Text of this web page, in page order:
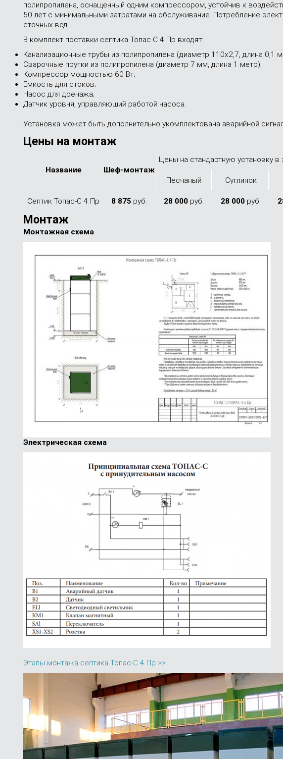
полипропилена, оснащенный одним компрессором, устойчив к
50 лет с минимальными затратами на обслуживание. Потребление
сточных вод.
В комплект поставки септика Топас С 4 Пр входят:
Канализационные трубы из полипропилена (диаметр 110x2,7, длина 0,1
Сварочные прутки из полипропилена (диаметр 7 мм, длина 1 метр);
Компрессор мощностью 60 Вт;
Емкость для стоков;
Насос для дренажа;
Датчик уровня, управляющий работой насоса.
Установка может быть дополнительно укомплектована аварийной
Цены на монтаж
Назва­ние Шеф-мон­таж
Цены на стандартную установку в
Песча­ный
Сугли­нок
Септик Топас-С 4 Пр 8 875 руб. 28 000 руб. 28 000 руб.
Монтаж
Монтажная схема
Электрическая схема
Этапы монтажа септика Топас-С 4 Пр >>